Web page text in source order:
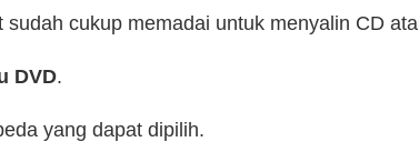
cukup memadai untuk menyalin CD
DVD.
yang dapat dipilih.